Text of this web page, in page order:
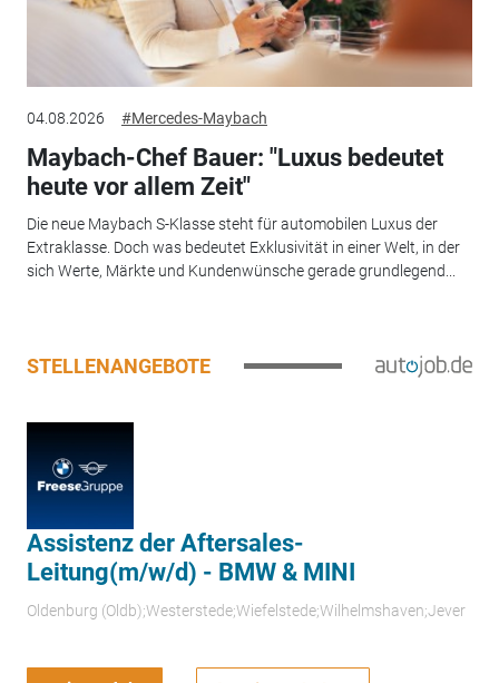
04.08.2026 #Mercedes-Maybach
Maybach-Chef Bauer: "Luxus bedeutet
heute vor allem Zeit"
Die neue Maybach S-Klasse steht für automobilen Luxus der
Extraklasse. Doch was bedeutet Exklusivität in einer Welt, in der
sich Werte, Märkte und Kundenwünsche gerade grundlegend...
STELLENANGEBOTE
Assistenz der Aftersales-
Leitung(m/w/d) - BMW & MINI
Oldenburg (Oldb);Westerstede;Wiefelstede;Wilhelmshaven;Jever